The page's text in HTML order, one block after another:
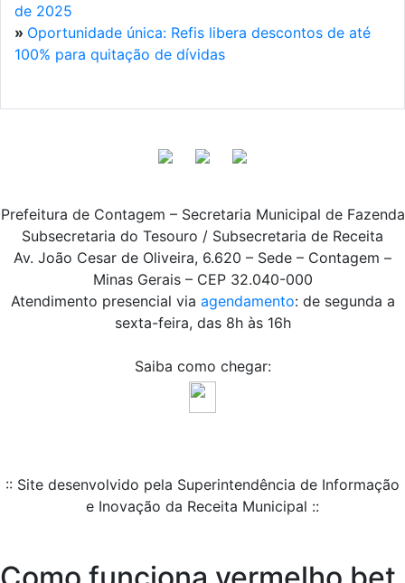
de 2025
» Oportunidade única: Refis libera descontos de até
100% para quitação de dívidas
Prefeitura de Contagem – Secretaria Municipal de Fazenda
Subsecretaria do Tesouro / Subsecretaria de Receita
Av. João Cesar de Oliveira, 6.620 – Sede – Contagem –
Minas Gerais – CEP 32.040-000
Atendimento presencial via agendamento: de segunda a
sexta-feira, das 8h às 16h
Saiba como chegar:
:: Site desenvolvido pela Superintendência de Informação
e Inovação da Receita Municipal ::